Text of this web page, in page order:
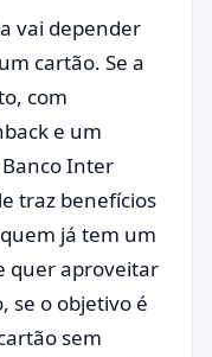
vai depender
cartão. Se a
com
e um
Inter
traz benefícios
já tem um
quer aproveitar
se o objetivo é
sem